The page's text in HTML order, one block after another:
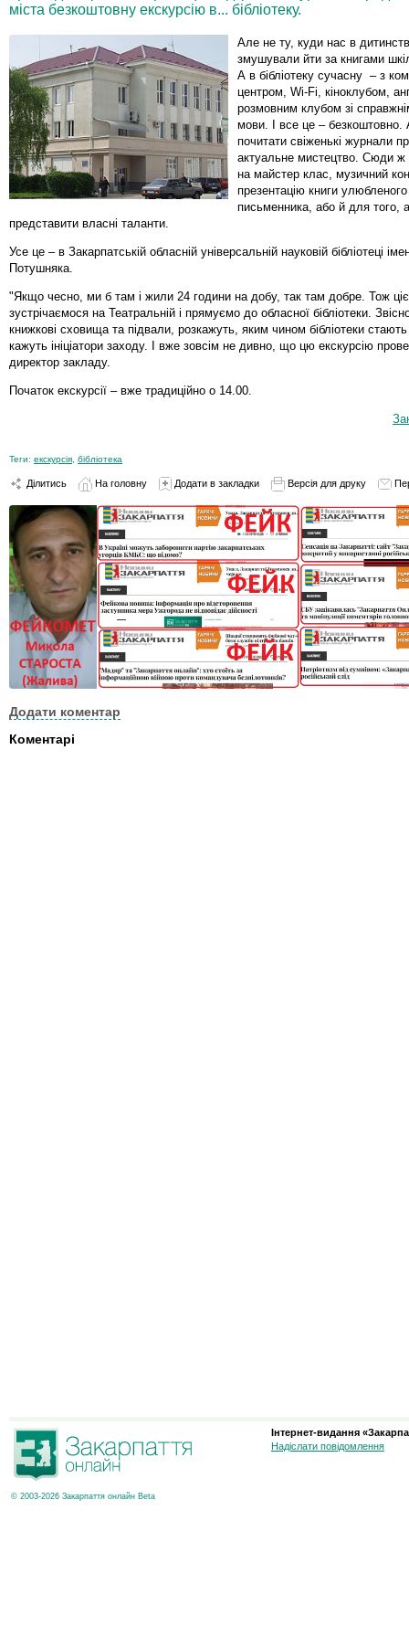
міста безкоштовну екскурсію в... бібліотеку.
Але не ту, куди нас в
змушували йти за книгами
А в бібліотеку сучасну – з
центром, Wi-Fi, кіноклубом,
розмовним клубом зі
мови. І все це –
почитати свіженькі журнали
актуальне мистецтво. Сюди ж
на майстер клас, музичний
презентацію книги
письменника, або й для того,
представити власні таланти.
Усе це – в Закарпатській обласній універсальній науковій бібліотеці
Потушняка.
"Якщо чесно, ми б там і жили 24 години на добу, так там добре. Тож
зустрічаємося на Театральній і прямуємо до обласної бібліотеки.
книжкові сховища та підвали, розкажуть, яким чином бібліотеки
кажуть ініціатори заходу. І вже зовсім не дивно, що цю екскурсію
директор закладу.
Початок екскурсії – вже традиційно о 14.00.
Теги: екскурсія бібліотека
Ділитись На головну Додати в закладки Версія для друку
Додати коментар
Коментарі
© 2003-2026 Закарпаття онлайн Beta
Інтернет-видання
Надіслати повідомлення